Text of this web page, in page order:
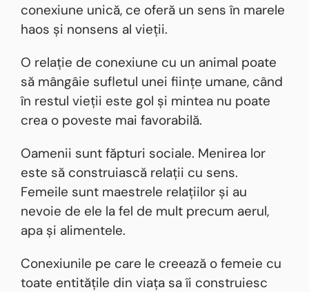
conexiune unică, ce oferă un sens în marele
haos și nonsens al vieții.
O relație de conexiune cu un animal poate
să mângâie sufletul unei ființe umane, când
în restul vieții este gol și mintea nu poate
crea o poveste mai favorabilă.
Oamenii sunt făpturi sociale. Menirea lor
este să construiască relații cu sens.
Femeile sunt maestrele relațiilor și au
nevoie de ele la fel de mult precum aerul,
apa și alimentele.
Conexiunile pe care le creează o femeie cu
toate entitățile din viața sa îi construiesc